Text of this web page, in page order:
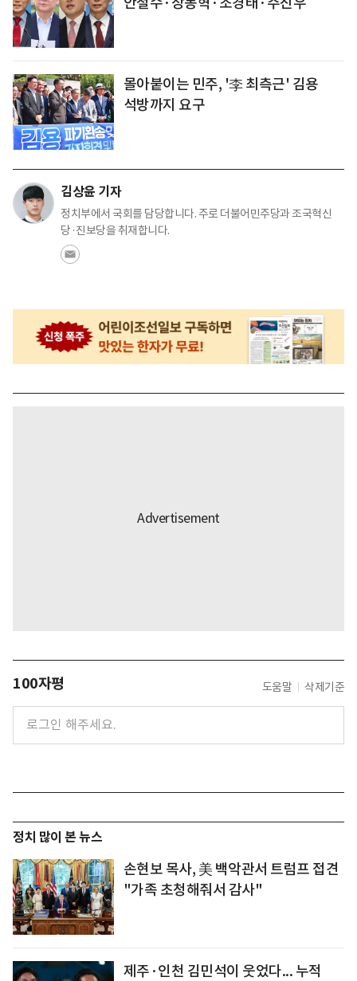
몰아붙이는 민주, '李 최측근' 김용
석방까지 요구
김상윤 기자
정치부에서 국회를 담당합니다. 주로 더불어민주당과 조국혁신
당·진보당을 취재합니다.
100자평 도움말 삭제기준
정치 많이 본 뉴스
손현보 목사, 美 백악관서 트럼프 접견
"가족 초청해줘서 감사"
제주·인천 김민석이 웃었다... 누적